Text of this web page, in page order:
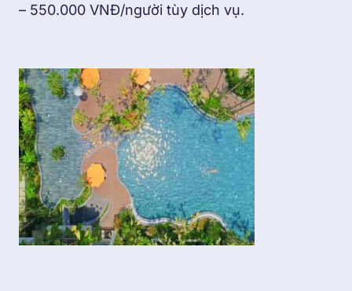
– 550.000 VNĐ/người tùy dịch vụ.